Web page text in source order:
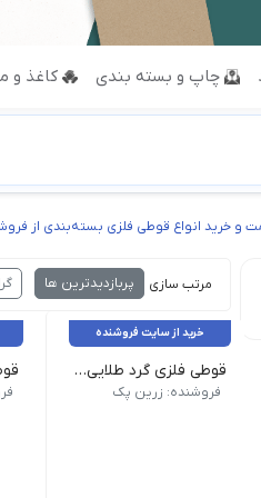
چاپ و بسته بندی کاغذ و
و خرید انواع قوطی فلزی بسته‌بندی از
مرتب سازی : پربازدیدترین ها
خرید از سایت فروشنده
قوطی فلزی گرد طلایی ساده قطر 7 ارتفاع 5 سانت شناسه محصول: 001052| دسته: محصولات فلزی| برچسب: قوطی, قوطی طلایی, قوطی فلزی, محصولات فلزی| قوطی فلزی گرد طلایی قطر 7 و ارتفاع 5 سانت بیشتر برای بسته بندی انواع مواد غذایی و شمع سازی مورد استفاده قرار می گیرد.| علاوه بر زیبایی، مقاومت بالایی بدنه فلزی این محصول به شما کمک می کنند که به راحتی محصولات خود را درون آن بسته بندی نمایید بدون انکه به محصول شما هنگام حمل نقل آسیب برسد.
فروشنده: زرین پک
دسته: محصولات